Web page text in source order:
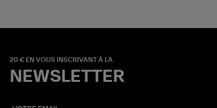
20 € EN VOUS INSCRIVANT À LA
NEWSLETTER